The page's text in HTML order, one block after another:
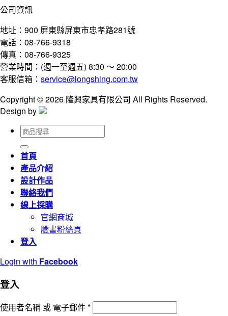
公司資訊
地址：900 屏東縣屏東市忠孝路281號
電話：08-766-9318
傳真：08-766-9325
營業時間：(週一至週五) 8:30 ～ 20:00
客服信箱： service@longshing.com.tw
Copyright © 2026 隆興家具有限公司 All Rights Reserved.
Design by
搜
尋
關
鍵
字:
首頁
產品介紹
設計作品
聯絡我們
線上採購
官網商城
臉書粉絲頁
登入
Login with Facebook
登入
使用者名稱 或 電子郵件*